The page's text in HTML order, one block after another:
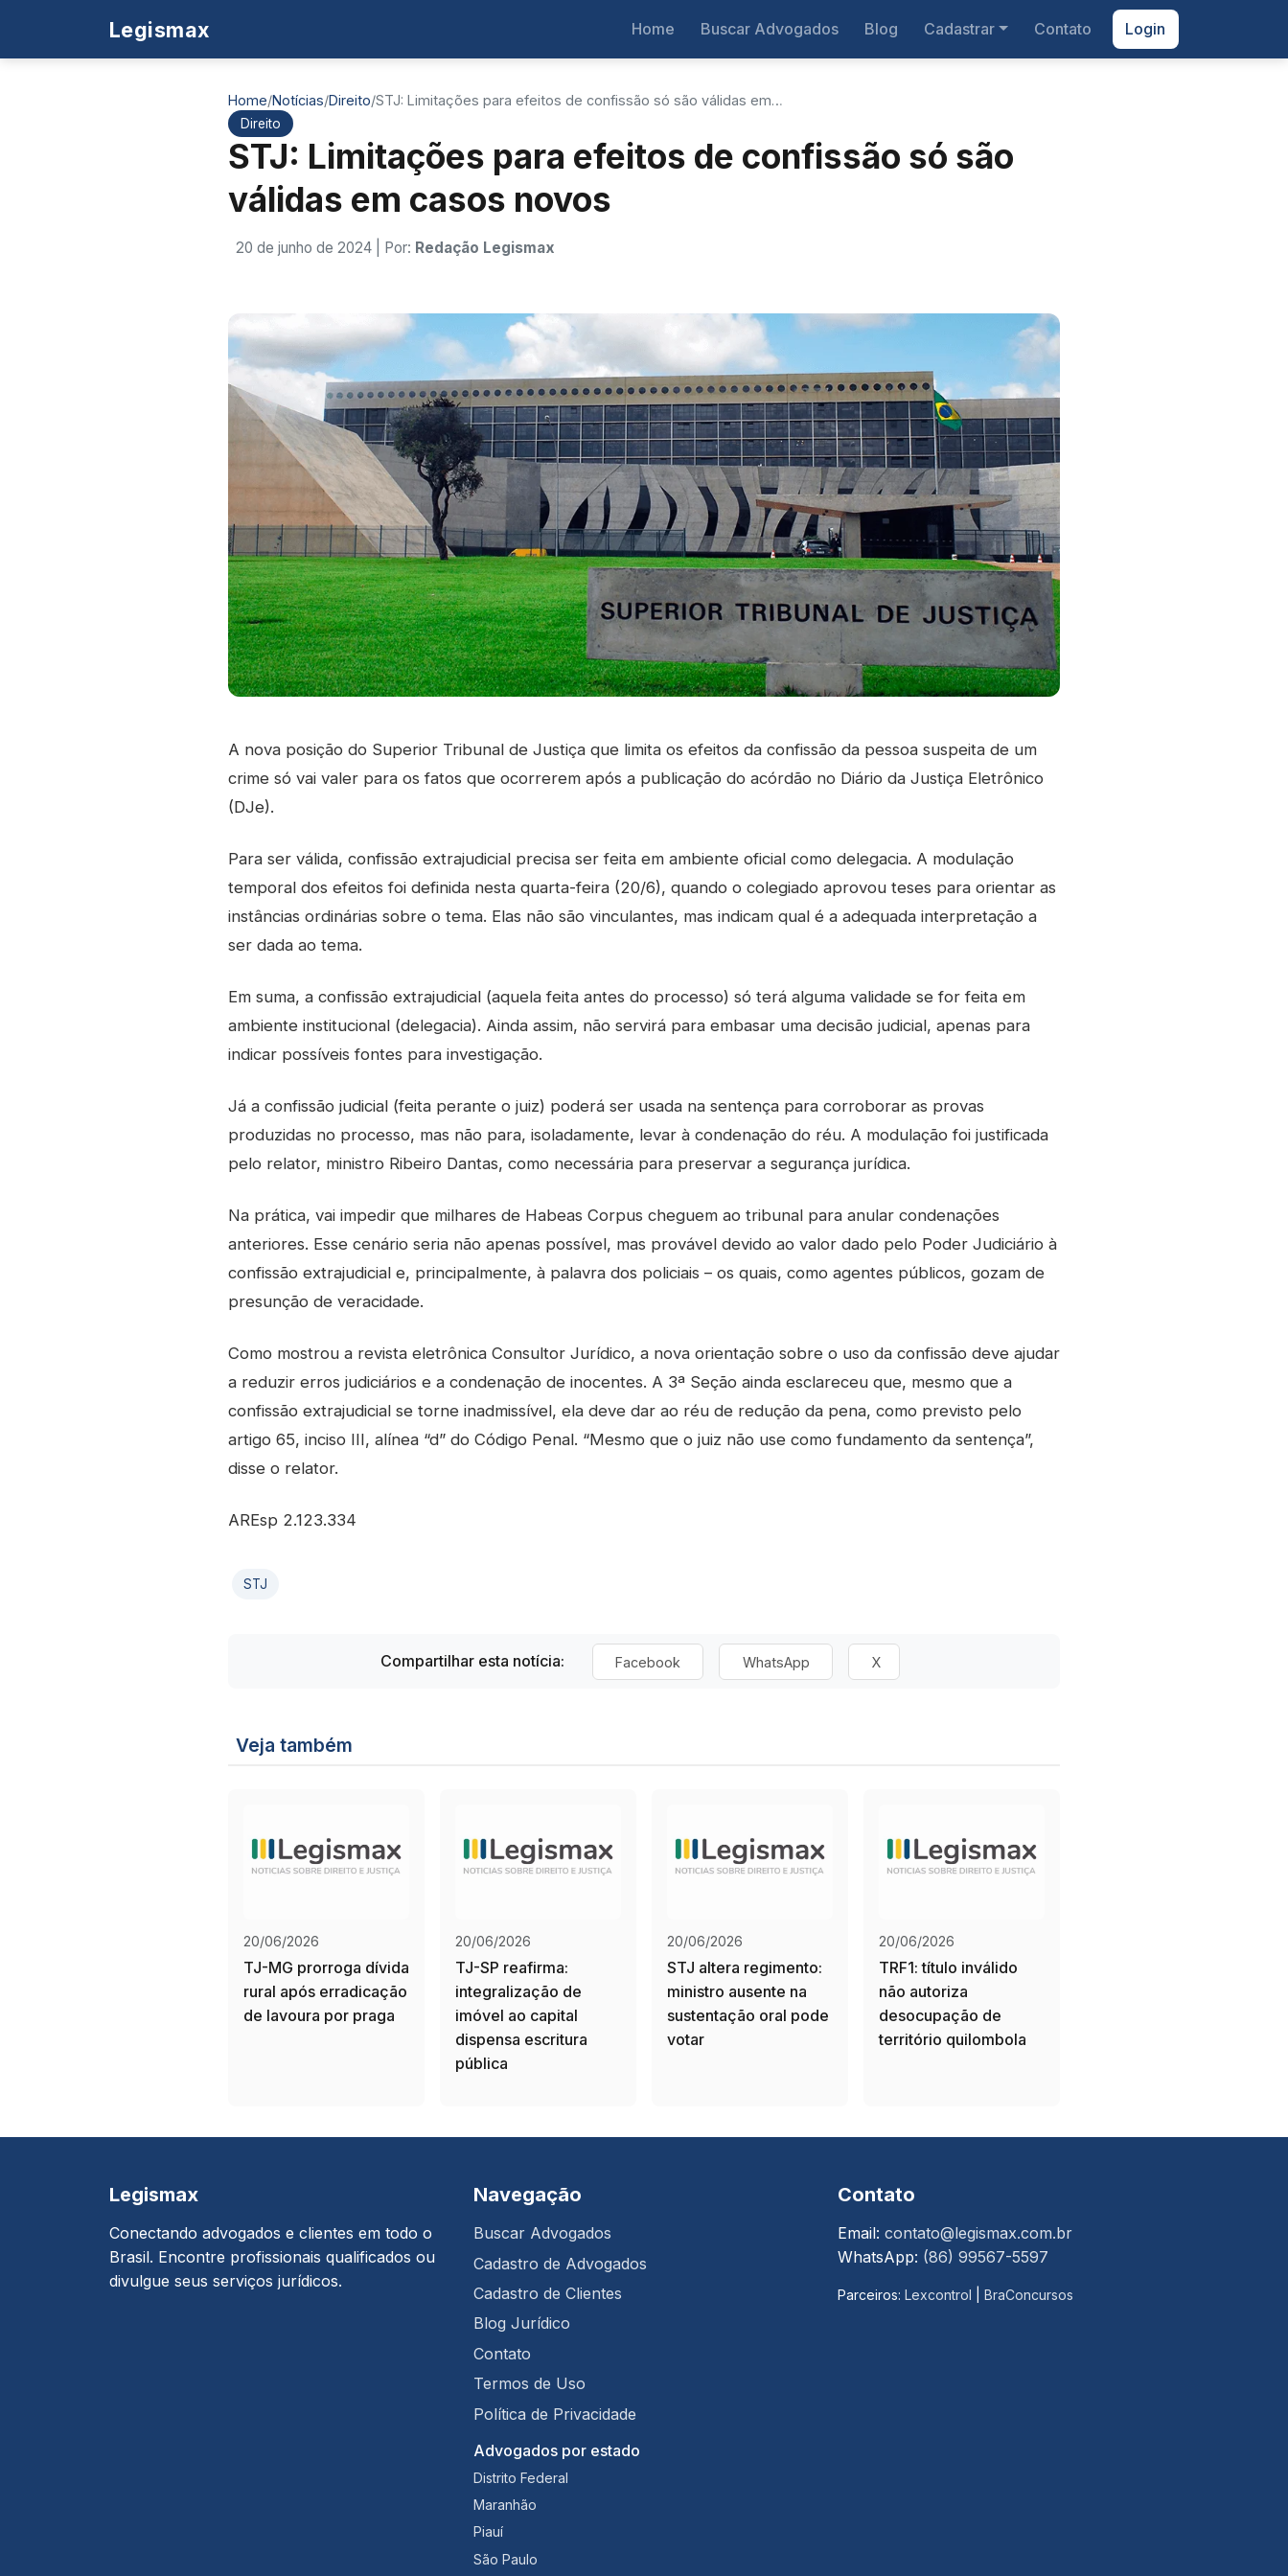
Legismax Home Buscar Advogados Blog Cadastrar Contato Login
Home/Notícias/Direito/STJ: Limitações para efeitos de confissão só são válidas em…
Direito
STJ: Limitações para efeitos de confissão só são
válidas em casos novos
20 de junho de 2024 | Por: Redação Legismax
A nova posição do Superior Tribunal de Justiça que limita os efeitos da confissão da pessoa suspeita de um
crime só vai valer para os fatos que ocorrerem após a publicação do acórdão no Diário da Justiça Eletrônico
(DJe).
Para ser válida, confissão extrajudicial precisa ser feita em ambiente oficial como delegacia. A modulação
temporal dos efeitos foi definida nesta quarta-feira (20/6), quando o colegiado aprovou teses para orientar as
instâncias ordinárias sobre o tema. Elas não são vinculantes, mas indicam qual é a adequada interpretação a
ser dada ao tema.
Em suma, a confissão extrajudicial (aquela feita antes do processo) só terá alguma validade se for feita em
ambiente institucional (delegacia). Ainda assim, não servirá para embasar uma decisão judicial, apenas para
indicar possíveis fontes para investigação.
Já a confissão judicial (feita perante o juiz) poderá ser usada na sentença para corroborar as provas
produzidas no processo, mas não para, isoladamente, levar à condenação do réu. A modulação foi justificada
pelo relator, ministro Ribeiro Dantas, como necessária para preservar a segurança jurídica.
Na prática, vai impedir que milhares de Habeas Corpus cheguem ao tribunal para anular condenações
anteriores. Esse cenário seria não apenas possível, mas provável devido ao valor dado pelo Poder Judiciário à
confissão extrajudicial e, principalmente, à palavra dos policiais – os quais, como agentes públicos, gozam de
presunção de veracidade.
Como mostrou a revista eletrônica Consultor Jurídico, a nova orientação sobre o uso da confissão deve ajudar
a reduzir erros judiciários e a condenação de inocentes. A 3ª Seção ainda esclareceu que, mesmo que a
confissão extrajudicial se torne inadmissível, ela deve dar ao réu de redução da pena, como previsto pelo
artigo 65, inciso III, alínea “d” do Código Penal. “Mesmo que o juiz não use como fundamento da sentença”,
disse o relator.
AREsp 2.123.334
STJ
Compartilhar esta notícia: Facebook WhatsApp X
Veja também
20/06/2026
TJ-MG prorroga dívida
rural após erradicação
de lavoura por praga
20/06/2026
TJ-SP reafirma:
integralização de
imóvel ao capital
dispensa escritura
pública
20/06/2026
STJ altera regimento:
ministro ausente na
sustentação oral pode
votar
20/06/2026
TRF1: título inválido
não autoriza
desocupação de
território quilombola
Legismax
Conectando advogados e clientes em todo o
Brasil. Encontre profissionais qualificados ou
divulgue seus serviços jurídicos.
Navegação
Buscar Advogados
Cadastro de Advogados
Cadastro de Clientes
Blog Jurídico
Contato
Termos de Uso
Política de Privacidade
Advogados por estado
Distrito Federal
Maranhão
Piauí
São Paulo
Contato
Email: contato@legismax.com.br
WhatsApp: (86) 99567-5597
Parceiros: Lexcontrol BraConcursos